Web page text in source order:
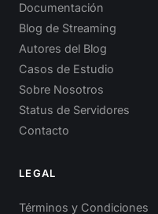
Documentación
Blog de Streaming
Autores del Blog
Casos de Estudio
Sobre Nosotros
Status de Servidores
Contacto
LEGAL
Términos y Condiciones